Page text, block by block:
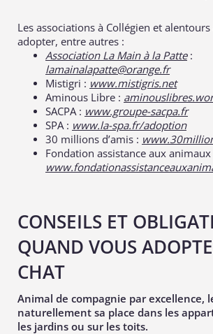
Les associations à Collégien et
adopter, entre autres :
Association La Main à la Patte:
lamainalapatte@orange.fr
Mistigri : www.mistigris.net
Aminous Libre :
SACPA : www.groupe-sacpa.fr
SPA : www.la-spa.fr/adoption
30 millions d’amis :
Fondation assistance aux animaux
CONSEILS ET
QUAND VOUS
CHAT
Animal de compagnie par excellence,
naturellement sa place dans les
les jardins ou sur les toits.